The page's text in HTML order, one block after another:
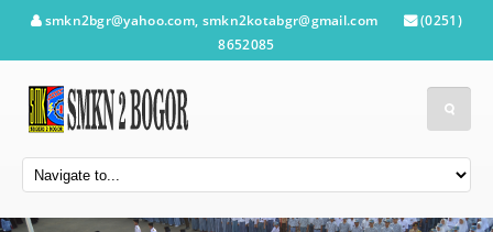
smkn2bgr@yahoo.com, smkn2kotabgr@gmail.com
(0251)
8652085